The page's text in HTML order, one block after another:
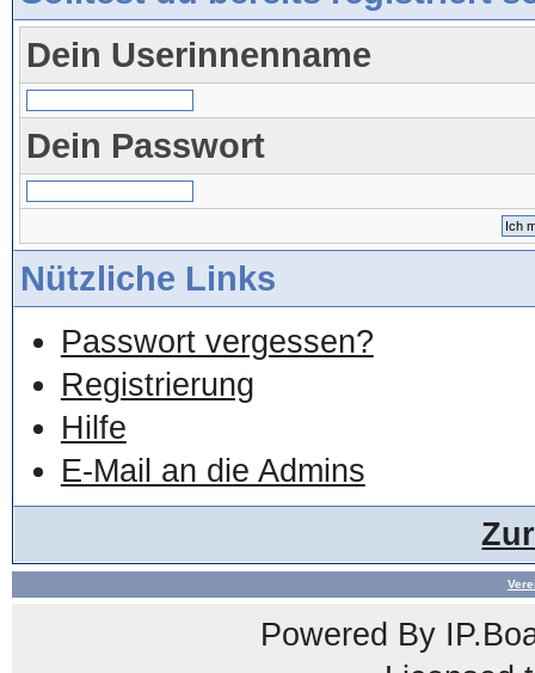
Dein Userinnenname
Dein Passwort
Nützliche Links
Passwort vergessen?
Registrierung
Hilfe
E-Mail an die Admins
Powered By